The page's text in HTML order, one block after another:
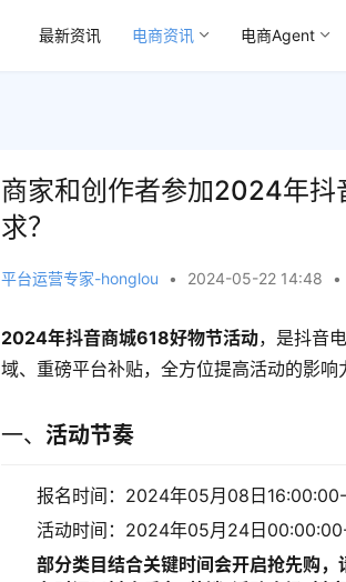
最新资讯 电商资讯 电商Agent
商家和创作者参加2024年抖
求？
平台运营专家-honglou • 2024-05-22 14:48 •
2024年抖音商城618好物节活动，是抖音
域、重磅平台补贴，全方位提高活动的影响
一、 活动节奏
报名时间：2024年05月08日
活动时间：2024年05月24日
部分类目结合关键时间会开启抢先购